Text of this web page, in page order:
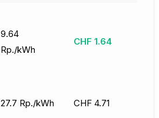
9.64
Rp./kWh
CHF 1.64
27.7 Rp./kWh CHF 4.71